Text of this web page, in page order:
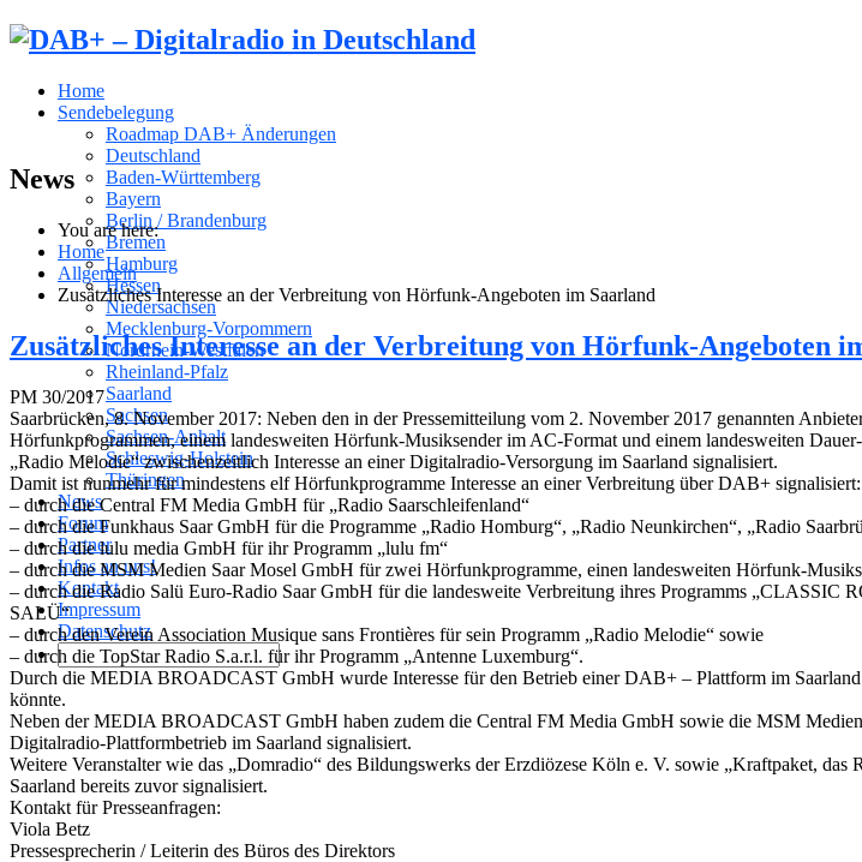
Home
Sendebelegung
Roadmap DAB+ Änderungen
Deutschland
Baden-Württemberg
Bayern
Berlin / Brandenburg
Bremen
Hamburg
Hessen
Niedersachsen
Mecklenburg-Vorpommern
Nordrhein-Westfalen
Rheinland-Pfalz
Saarland
Sachsen
Sachsen-Anhalt
Schleswig-Holstein
Thüringen
News
Forum
Partner
Infos an uns!
Kontakt
Impressum
Datenschutz
News
You are here:
Home
Allgemein
Zusätzliches Interesse an der Verbreitung von Hörfunk-Angeboten im Saarland
Zusätzliches Interesse an der Verbreitung von Hörfunk-Angeboten
PM 30/2017
Saarbrücken, 8. November 2017: Neben den in der Pressemitteilung vom 2. November 2017 genannten
Hörfunkprogrammen, einem landesweiten Hörfunk-Musiksender im AC-Format und einem landesweiten
„Radio Melodie“ zwischenzeitlich Interesse an einer Digitalradio-Versorgung im Saarland signalisiert.
Damit ist nunmehr für mindestens elf Hörfunkprogramme Interesse an einer Verbreitung über DAB+ signalisiert:
– durch die Central FM Media GmbH für „Radio Saarschleifenland“
– durch die Funkhaus Saar GmbH für die Programme „Radio Homburg“, „Radio Neunkirchen“, „Radio
– durch die lulu media GmbH für ihr Programm „lulu fm“
– durch die MSM Medien Saar Mosel GmbH für zwei Hörfunkprogramme, einen landesweiten Hörfunk-
– durch die Radio Salü Euro-Radio Saar GmbH für die landesweite Verbreitung ihres Programms
SALÜ“
– durch den Verein Association Musique sans Frontières für sein Programm „Radio Melodie“ sowie
– durch die TopStar Radio S.a.r.l. für ihr Programm „Antenne Luxemburg“.
Durch die MEDIA BROADCAST GmbH wurde Interesse für den Betrieb einer DAB+ – Plattform im
könnte.
Neben der MEDIA BROADCAST GmbH haben zudem die Central FM Media GmbH sowie die MSM Medien
Digitalradio-Plattformbetrieb im Saarland signalisiert.
Weitere Veranstalter wie das „Domradio“ des Bildungswerks der Erzdiözese Köln e. V. sowie „Kraftpaket,
Saarland bereits zuvor signalisiert.
Kontakt für Presseanfragen:
Viola Betz
Pressesprecherin / Leiterin des Büros des Direktors